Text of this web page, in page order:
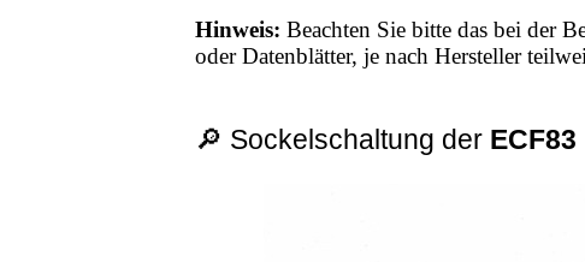
Hinweis: Beachten Sie bitte das bei der
oder Datenblätter, je nach Hersteller
🔎 Sockelschaltung der ECF83